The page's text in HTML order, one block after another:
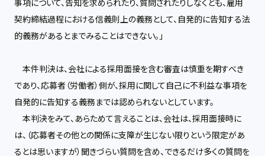
事項について、告知を求められたり、質問されたりしなくとも、雇用
契約締結過程における信義則上の義務として、自発的に告知する法
的義務があるとまでみることはできない。」
本件判決は、会社による採用面接を含む審査は慎重を期すべき
であり、応募者（労働者）側が、採用に関して自己に不利益な事項を
自発的に告知する義務までは認められないとしています。
本判決をみて、あらためて言えることは、会社は、採用面接時に
は、（応募者その他との関係に支障が生じない限りという限定があ
るとは思いますが）聞きづらい質問を含め、できるだけ多くの質問を